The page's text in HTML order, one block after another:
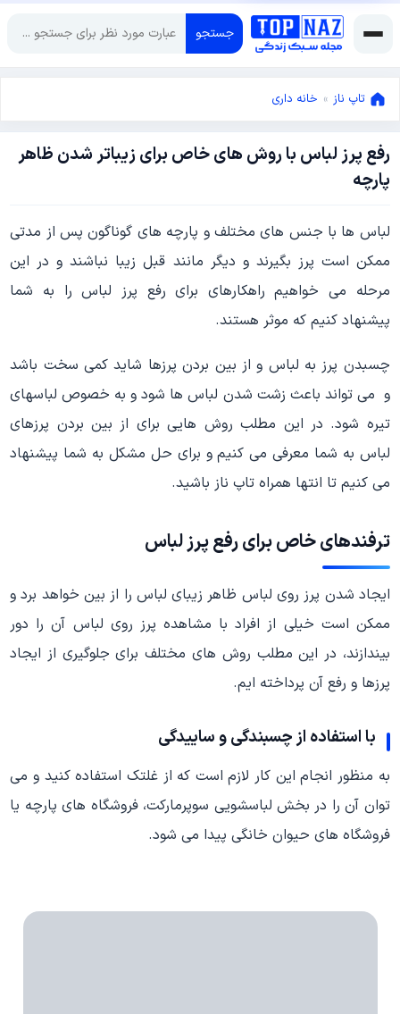
جستجو
تاپ ناز » خانه داری
رفع پرز لباس با روش های خاص برای زیباتر شدن ظاهر
پارچه
سپتامبر
1,
14,
2020
لباس ها با جنس های مختلف و پارچه های گوناگون پس از مدتی
ممکن است پرز بگیرند و دیگر مانند قبل زیبا نباشند و در این
مرحله می خواهیم راهکارهای برای رفع پرز لباس را به شما
پیشنهاد کنیم که موثر هستند.
چسبدن پرز به لباس و از بین بردن پرزها شاید کمی سخت باشد
و می تواند باعث زشت شدن لباس ها شود و به خصوص لباسهای
تیره شود. در این مطلب روش هایی برای از بین بردن پرزهای
لباس به شما معرفی می کنیم و برای حل مشکل به شما پیشنهاد
می کنیم تا انتها همراه تاپ ناز باشید.
ترفندهای خاص برای رفع پرز لباس
ایجاد شدن پرز روی لباس ظاهر زیبای لباس را از بین خواهد برد و
ممکن است خیلی از افراد با مشاهده پرز روی لباس آن را دور
بیندازند، در این مطلب روش های مختلف برای جلوگیری از ایجاد
پرزها و رفع آن پرداخته ایم.
با استفاده از چسبندگی و ساییدگی
به منظور انجام این کار لازم است که از غلتک استفاده کنید و می
توان آن را در بخش لباسشویی سوپرمارکت، فروشگاه های پارچه یا
فروشگاه های حیوان خانگی پیدا می شود.